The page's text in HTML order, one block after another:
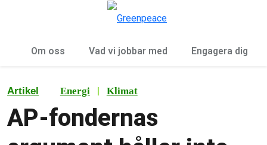
Om oss Vad vi jobbar med Engagera dig
Artikel Energi | Klimat
AP-fondernas